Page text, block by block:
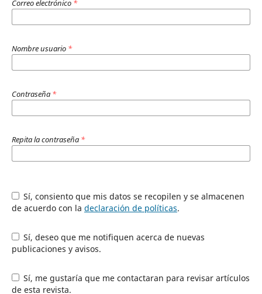
Correo electrónico *
Nombre usuario *
Contraseña *
Repita la contraseña *
Sí, consiento que mis datos se recopilen y se almacenen
de acuerdo con la declaración de políticas.
Sí, deseo que me notifiquen acerca de nuevas
publicaciones y avisos.
Sí, me gustaría que me contactaran para revisar artículos
de esta revista.